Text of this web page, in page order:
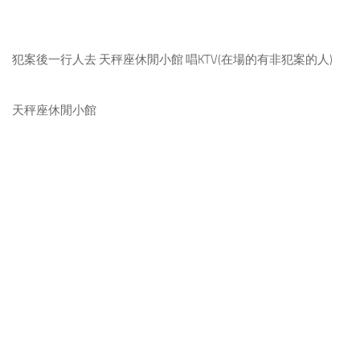
犯案後一行人去 天秤座休閒小館 唱KTV(在場的有非犯案的人)
天秤座休閒小館